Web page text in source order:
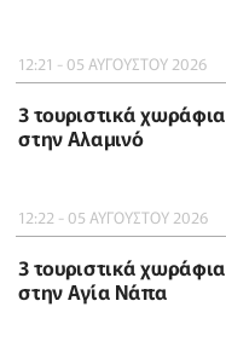
12:21 - 05 ΑΥΓΟΥΣΤΟΥ 2026
3 τουριστικά χωράφια
στην Αλαμινό
12:22 - 05 ΑΥΓΟΥΣΤΟΥ 2026
3 τουριστικά χωράφια
στην Αγία Νάπα